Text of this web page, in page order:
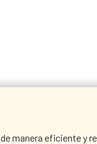
manera eficiente y